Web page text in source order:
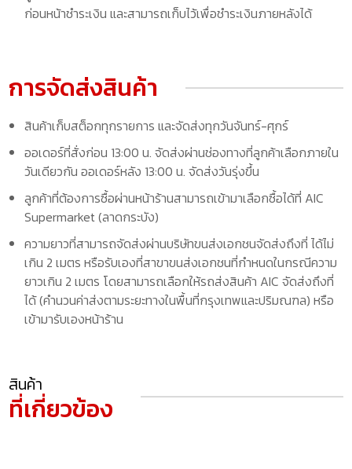
ก่อนหน้าชำระเงิน และสามารถเก็บไว้เพื่อชำระเงินภายหลังได้
การจัดส่งสินค้า
สินค้าเก็บสต็อกทุกรายการ และจัดส่งทุกวันจันทร์-ศุกร์
ออเดอร์ที่สั่งก่อน 13:00 น. จัดส่งผ่านช่องทางที่ลูกค้าเลือกภายใน
วันเดียวกัน ออเดอร์หลัง 13:00 น. จัดส่งวันรุ่งขึ้น
ลูกค้าที่ต้องการซื้อผ่านหน้าร้านสามารถเข้ามาเลือกซื้อได้ที่ AIC
Supermarket (ลาดกระบัง)
ความยาวที่สามารถจัดส่งผ่านบริษัทขนส่งเอกชนจัดส่งถึงที่ ได้ไม่
เกิน 2 เมตร หรือรับเองที่สาขาขนส่งเอกชนที่กำหนดในกรณีความ
ยาวเกิน 2 เมตร โดยสามารถเลือกให้รถส่งสินค้า AIC จัดส่งถึงที่
ได้ (คำนวนค่าส่งตามระยะทางในพื้นที่กรุงเทพและปริมณฑล) หรือ
เข้ามารับเองหน้าร้าน
สินค้า
ที่เกี่ยวข้อง